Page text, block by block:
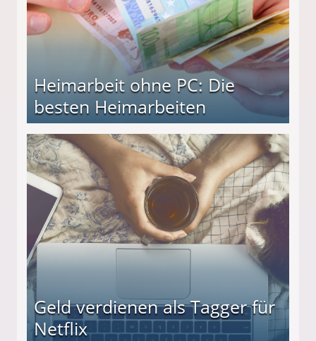
Heimarbeit ohne PC: Die
besten Heimarbeiten
Geld verdienen als Tagger für
Netflix